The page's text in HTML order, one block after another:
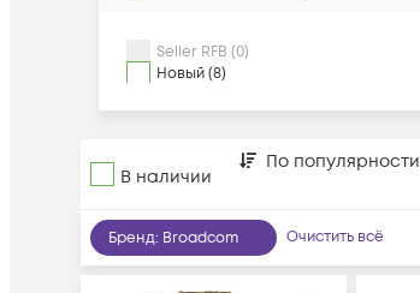
Seller RFB (0)
Новый (8)
В наличии
По популярности
Бренд: Broadcom Очистить всё